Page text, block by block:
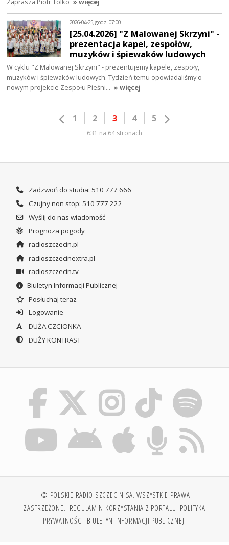
2026-04-25, godz. 07:00
[25.04.2026] "Z Malowanej Skrzyni" -
prezentacja kapel, zespołów,
muzyków i śpiewaków ludowych
W cyklu "Z Malowanej Skrzyni" - prezentujemy kapele, zespoły,
muzyków i śpiewaków ludowych. Tydzień temu opowiadaliśmy o
nowym projekcie Zespołu Pieśni… » więcej
1 2 3 4 5
631 na 64 stronach
Zadzwoń do studia: 510 777 666
Czujny non stop: 510 777 222
Wyślij do nas wiadomość
Prognoza pogody
radioszczecin.pl
radioszczecinextra.pl
radioszczecin.tv
Biuletyn Informacji Publicznej
Posłuchaj teraz
Logowanie
DUŻA CZCIONKA
DUŻY KONTRAST
© POLSKIE RADIO SZCZECIN SA. WSZYSTKIE PRAWA
ZASTRZEŻONE. REGULAMIN KORZYSTANIA Z PORTALU POLITYKA
PRYWATNOŚCI BIULETYN INFORMACJI PUBLICZNEJ